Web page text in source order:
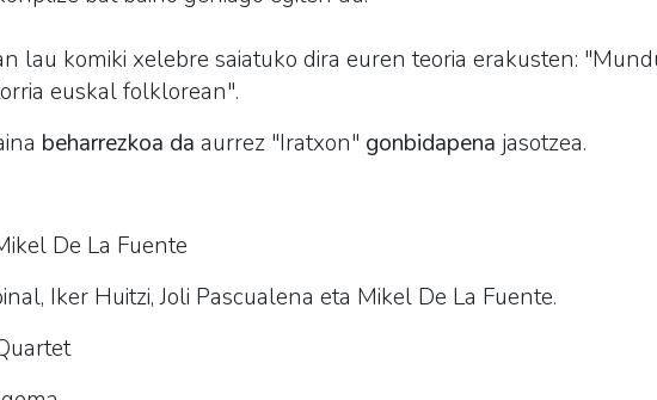
lau komiki xelebre saiatuko dira euren teoria erakusten:
euskal folklorean".
beharrezkoa da aurrez "Iratxon" gonbidapena jasotzea.
De La Fuente
Iker Huitzi, Joli Pascualena eta Mikel De La Fuente.